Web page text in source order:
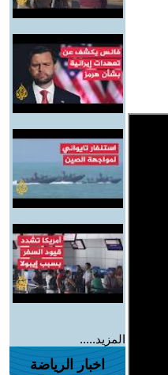
المزيد.....
اخبار الرياضة